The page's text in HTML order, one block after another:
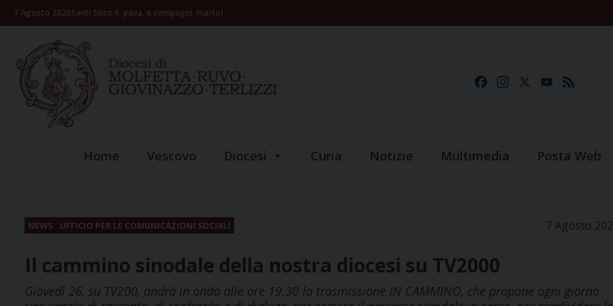
Skip7 Agosto 2026Santi Sisto II, papa, e compagni, martiri
FacebookInstagramYouTube
Home Vescovo Diocesi Curia Notizie Multimedia Posta Web
NEWS UFFICIO PER LE COMUNICAZIONI SOCIALI 7 Agosto
Il cammino sinodale della nostra diocesi su TV2000
Giovedì 26, su TV200, andrà in onda alle ore 19.30 la trasmissione IN CAMMINO, che propone ogni giorno